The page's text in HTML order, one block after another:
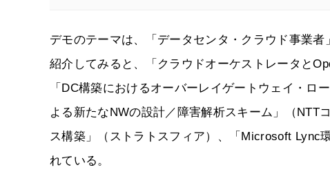
デモのテーマは、「データセンタ・クラウド事業
紹介してみると、「クラウドオーケストレータと
「DC構築におけるオーバーレイゲートウェイ・ロ
よる新たなNWの設計／障害解析スキーム」（NTT
ス構築」（ストラトスフィア）、「Microsoft Lync
れている。